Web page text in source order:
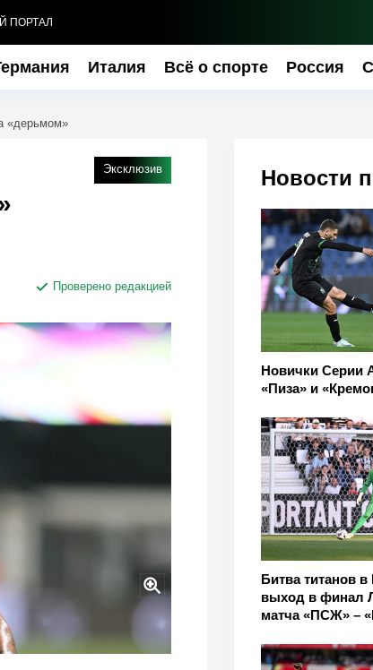
ПОРТАЛ
Италия Всё о спорте Россия
«дерьмом»
Новости
Новички Серии
«Пиза» и
Битва титанов в
выход в финал
матча «ПСЖ» –
Эксклюзив
Проверено редакцией